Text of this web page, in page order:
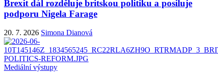
Brexit dál rozděluje britskou politiku a posiluje
podporu Nigela Farage
20. 7. 2026 Simona Dianová
Mediální výstupy